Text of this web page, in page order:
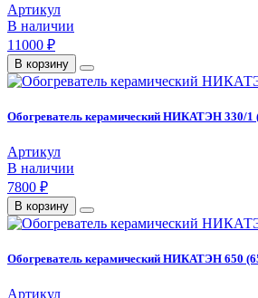
Артикул
В наличии
11000 ₽
В корзину
Обогреватель керамический НИКАТЭН 330/1
Артикул
В наличии
7800 ₽
В корзину
Обогреватель керамический НИКАТЭН 650
Артикул